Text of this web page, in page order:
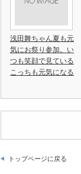
浅田舞ちゃん夏も元
気にお祭り参加。い
つも笑顔で見ている
こっちも元気になる
トップページに戻る